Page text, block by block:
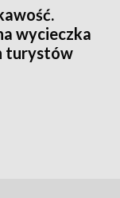
wycieczka
turystów